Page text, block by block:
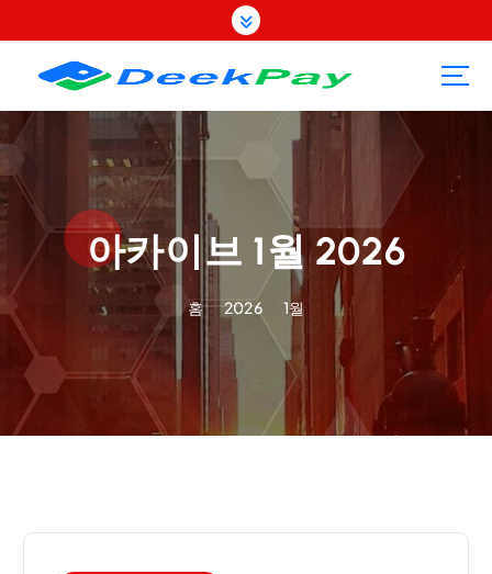
텐
건
기
아카이브 1월 2026
홈 2026 1월